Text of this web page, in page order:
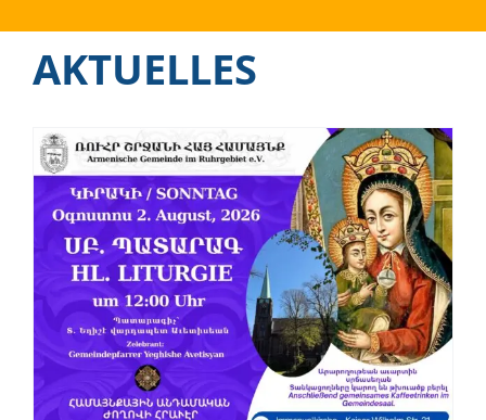
AKTUELLES